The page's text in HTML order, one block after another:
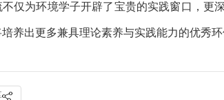
不仅为环境学子开辟了宝贵的实践窗口，更
养出更多兼具理论素养与实践能力的优秀